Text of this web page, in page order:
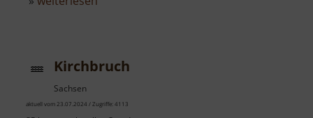
Kirchbruch
Sachsen
aktuell vom 23.07.2024 / Zugriffe: 4113